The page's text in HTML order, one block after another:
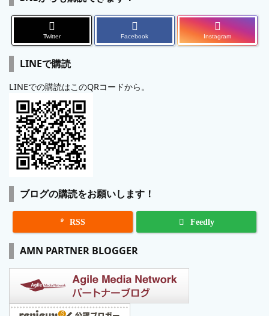
Twitter Facebook Instagram
LINEで購読
LINEでの購読はこのQRコードから。
ブログの購読をお願いします！
 RSS Feedly
AMN PARTNER BLOGGER